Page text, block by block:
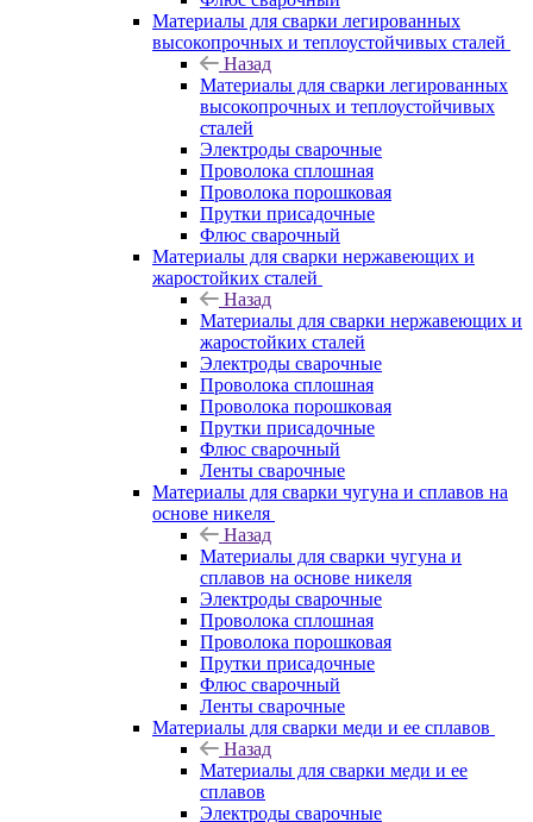
Материалы для сварки легированных
высокопрочных и теплоустойчивых сталей
Назад
Материалы для сварки легированных
высокопрочных и теплоустойчивых
сталей
Электроды сварочные
Проволока сплошная
Проволока порошковая
Прутки присадочные
Флюс сварочный
Материалы для сварки нержавеющих и
жаростойких сталей
Назад
Материалы для сварки нержавеющих и
жаростойких сталей
Электроды сварочные
Проволока сплошная
Проволока порошковая
Прутки присадочные
Флюс сварочный
Ленты сварочные
Материалы для сварки чугуна и сплавов на
основе никеля
Назад
Материалы для сварки чугуна и
сплавов на основе никеля
Электроды сварочные
Проволока сплошная
Проволока порошковая
Прутки присадочные
Флюс сварочный
Ленты сварочные
Материалы для сварки меди и ее сплавов
Назад
Материалы для сварки меди и ее
сплавов
Электроды сварочные